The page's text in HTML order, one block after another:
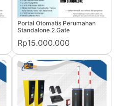
Portal Otomatis Perumahan
Standalone 2 Gate
Rp15.000.000